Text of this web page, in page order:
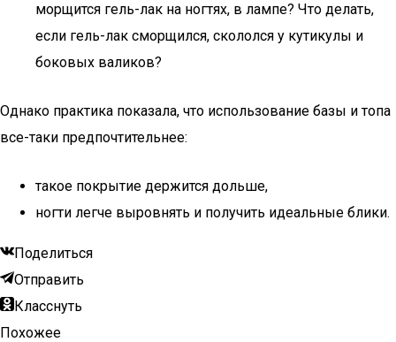
морщится гель-лак на ногтях, в лампе? Что делать,
если гель-лак сморщился, скололся у кутикулы и
боковых валиков?
Однако практика показала, что использование базы и топа
все-таки предпочтительнее:
такое покрытие держится дольше,
ногти легче выровнять и получить идеальные блики.
Поделиться
Отправить
Класснуть
Похожее